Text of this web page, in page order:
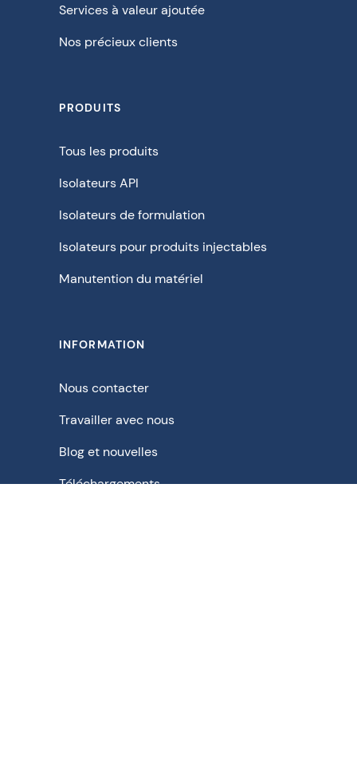
Services à valeur ajoutée
Nos précieux clients
PRODUITS
Tous les produits
Isolateurs API
Isolateurs de formulation
Isolateurs pour produits injectables
Manutention du matériel
INFORMATION
Nous contacter
Travailler avec nous
Blog et nouvelles
Téléchargements